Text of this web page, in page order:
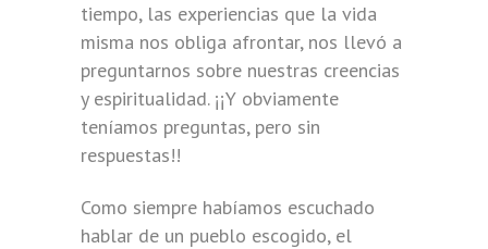
tiempo, las experiencias que la vida
misma nos obliga afrontar, nos llevó a
preguntarnos sobre nuestras creencias
y espiritualidad. ¡¡Y obviamente
teníamos preguntas, pero sin
respuestas!!
Como siempre habíamos escuchado
hablar de un pueblo escogido, el